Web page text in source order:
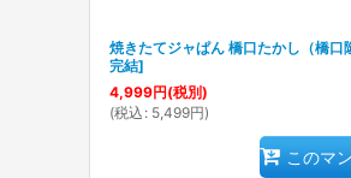
焼きたてジャぱん 橋口たかし（橋口
完結]
4,999円(税別)
(税込 : 5,499円)
このマ